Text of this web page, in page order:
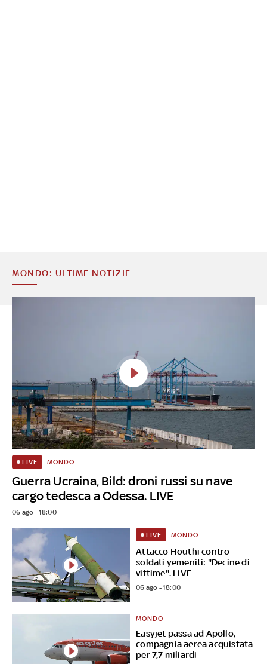
MONDO: ULTIME NOTIZIE
Guerra Ucraina, Bild: droni russi su nave
cargo tedesca a Odessa. LIVE
LIVE MONDO
06 ago - 18:00
Attacco Houthi contro
soldati yemeniti: "Decine di
vittime". LIVE
LIVE MONDO
06 ago - 18:00
Easyjet passa ad Apollo,
compagnia aerea acquistata
per 7,7 miliardi
MONDO